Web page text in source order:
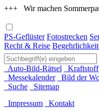
+++ Wir machen
PS-Geflüster Fotostrecken
Recht & Reise
Auto-Bild-Rätsel
Messekalender
Bild der
Suche
Sitemap
Impressum
Kontakt